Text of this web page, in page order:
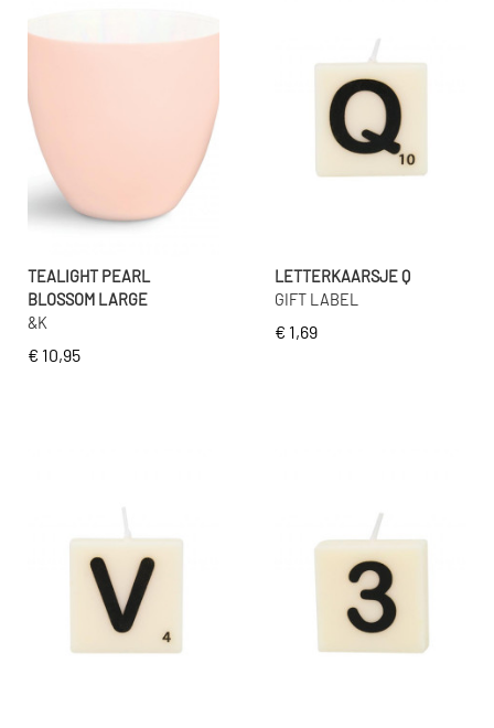
TEALIGHT PEARL
BLOSSOM LARGE
&K
€ 10,95
LETTERKAARSJE Q
GIFT LABEL
€ 1,69